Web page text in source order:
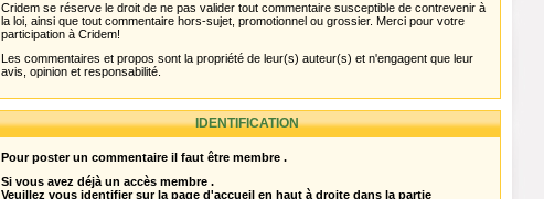
Cridem se réserve le droit de ne pas valider tout commentaire susceptible de contrevenir à
la loi, ainsi que tout commentaire hors-sujet, promotionnel ou grossier. Merci pour votre
participation à Cridem!
Les commentaires et propos sont la propriété de leur(s) auteur(s) et n'engagent que leur
avis, opinion et responsabilité.
IDENTIFICATION
Pour poster un commentaire il faut être membre .
Si vous avez déjà un accès membre .
Veuillez vous identifier sur la page d'accueil en haut à droite dans la partie